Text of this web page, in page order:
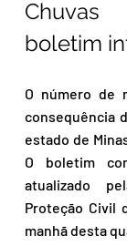
boletim
O número de
consequência
estado de
O boletim
atualizado
Proteção Civil
manhã desta